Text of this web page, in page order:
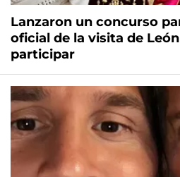
Lanzaron un concurso
oficial de la visita de
participar